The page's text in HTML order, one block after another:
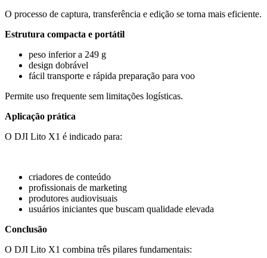
O processo de captura, transferência e edição se torna mais eficiente.
Estrutura compacta e portátil
peso inferior a 249 g
design dobrável
fácil transporte e rápida preparação para voo
Permite uso frequente sem limitações logísticas.
Aplicação prática
O DJI Lito X1 é indicado para:
criadores de conteúdo
profissionais de marketing
produtores audiovisuais
usuários iniciantes que buscam qualidade elevada
Conclusão
O DJI Lito X1 combina três pilares fundamentais: